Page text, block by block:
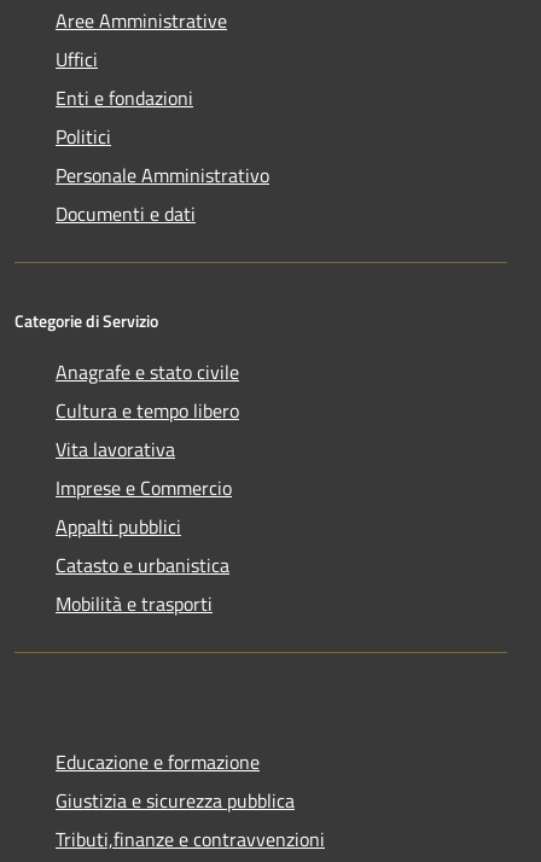
Aree Amministrative
Uffici
Enti e fondazioni
Politici
Personale Amministrativo
Documenti e dati
Categorie di Servizio
Anagrafe e stato civile
Cultura e tempo libero
Vita lavorativa
Imprese e Commercio
Appalti pubblici
Catasto e urbanistica
Mobilità e trasporti
Educazione e formazione
Giustizia e sicurezza pubblica
Tributi,finanze e contravvenzioni